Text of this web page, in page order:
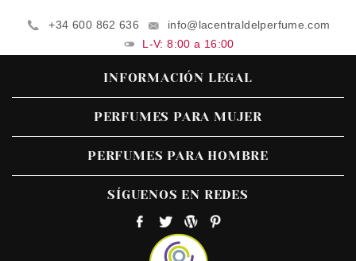
+34 600 862 636
info@lacentraldelperfume.com
L-V: 8:00 a 16:00
INFORMACIÓN LEGAL
PERFUMES PARA MUJER
PERFUMES PARA HOMBRE
SÍGUENOS EN REDES